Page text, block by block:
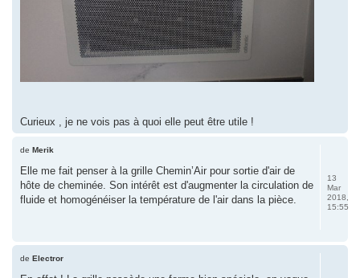
Curieux , je ne vois pas à quoi elle peut être utile !
de Merik
Elle me fait penser à la grille Chemin’Air pour sortie d'air de
hôte de cheminée. Son intérêt est d'augmenter la circulation de
fluide et homogénéiser la température de l'air dans la pièce.
13
Mar
2018,
15:55
de Electror